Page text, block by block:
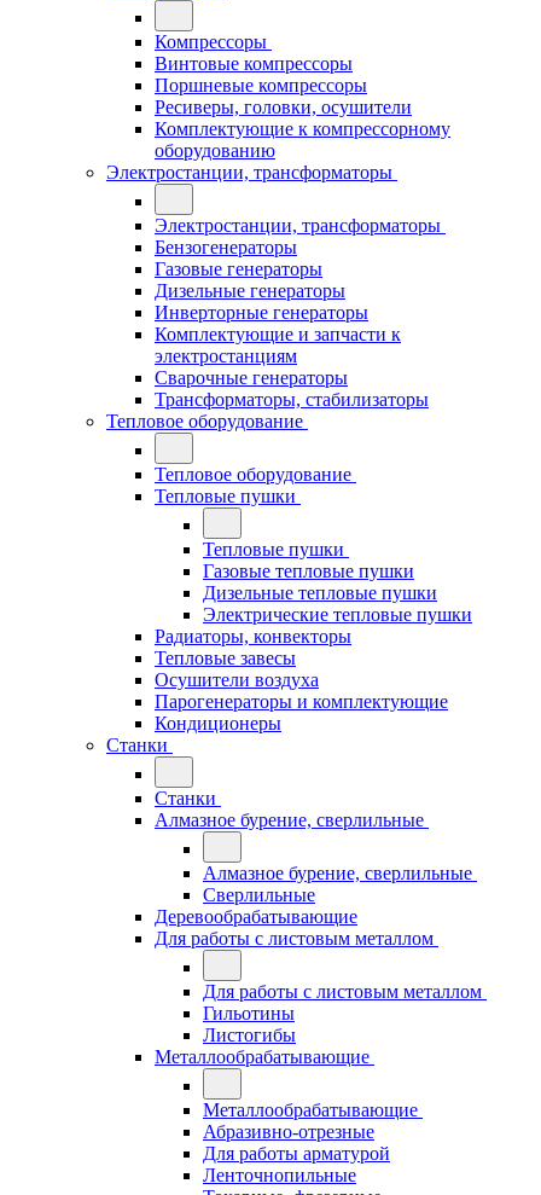
Компрессоры
Винтовые компрессоры
Поршневые компрессоры
Ресиверы, головки, осушители
Комплектующие к компрессорному
оборудованию
Электростанции, трансформаторы
Электростанции, трансформаторы
Бензогенераторы
Газовые генераторы
Дизельные генераторы
Инверторные генераторы
Комплектующие и запчасти к
электростанциям
Сварочные генераторы
Трансформаторы, стабилизаторы
Тепловое оборудование
Тепловое оборудование
Тепловые пушки
Тепловые пушки
Газовые тепловые пушки
Дизельные тепловые пушки
Электрические тепловые пушки
Радиаторы, конвекторы
Тепловые завесы
Осушители воздуха
Парогенераторы и комплектующие
Кондиционеры
Станки
Станки
Алмазное бурение, сверлильные
Алмазное бурение, сверлильные
Сверлильные
Деревообрабатывающие
Для работы с листовым металлом
Для работы с листовым металлом
Гильотины
Листогибы
Металлообрабатывающие
Металлообрабатывающие
Абразивно-отрезные
Для работы арматурой
Ленточнопильные